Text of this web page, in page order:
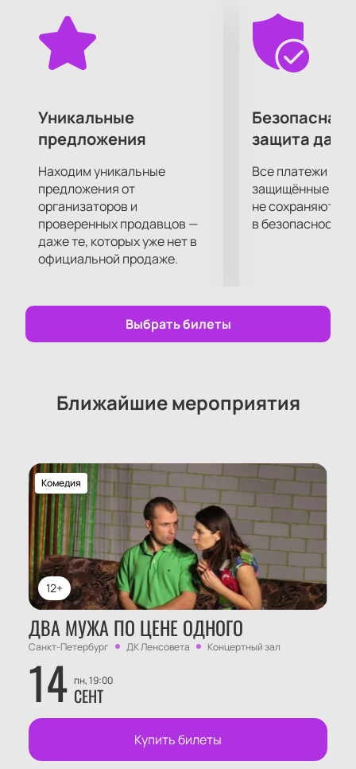
Уникальные
предложения
Находим уникальные
предложения от
организаторов и
проверенных продавцов —
даже те, которых уже нет в
официальной продаже.
Безопасная
защита
Все платежи
защищённые
не сохраняются
в безопасности.
Выбрать билеты
Ближайшие мероприятия
12+
Комедия
ДВА МУЖА ПО ЦЕНЕ ОДНОГО
Санкт-Петербург ДК Ленсовета Концертный зал
14 пн, 19:00
СЕНТ
Купить билеты